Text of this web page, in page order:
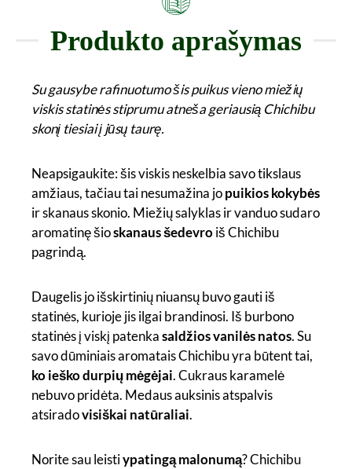
Produkto aprašymas
Su gausybe rafinuotumo šis puikus vieno miežių
viskis statinės stiprumu atneša geriausią Chichibu
skonį tiesiai į jūsų taurę.
Neapsigaukite: šis viskis neskelbia savo tikslaus
amžiaus, tačiau tai nesumažina jopuikios kokybės
ir skanaus skonio. Miežių salyklas ir vanduo sudaro
aromatinę šioskanaus šedevroiš Chichibu
pagrindą.
Daugelis jo išskirtinių niuansų buvo gauti iš
statinės, kurioje jis ilgai brandinosi. Iš burbono
statinės į viskį patenkasaldžios vanilės natos. Su
savo dūminiais aromatais Chichibu yra būtent tai,
ko ieško durpių mėgėjai. Cukraus karamelė
nebuvo pridėta. Medaus auksinis atspalvis
atsiradovisiškai natūraliai.
Norite sau leistiypatingą malonumą? Chichibu